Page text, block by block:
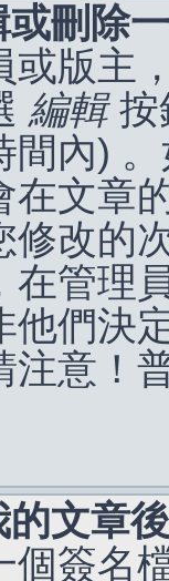
刪除
或版主
編輯按
間內)
在文章
修改的
在管理
他們決
注意！
文章
個簽名